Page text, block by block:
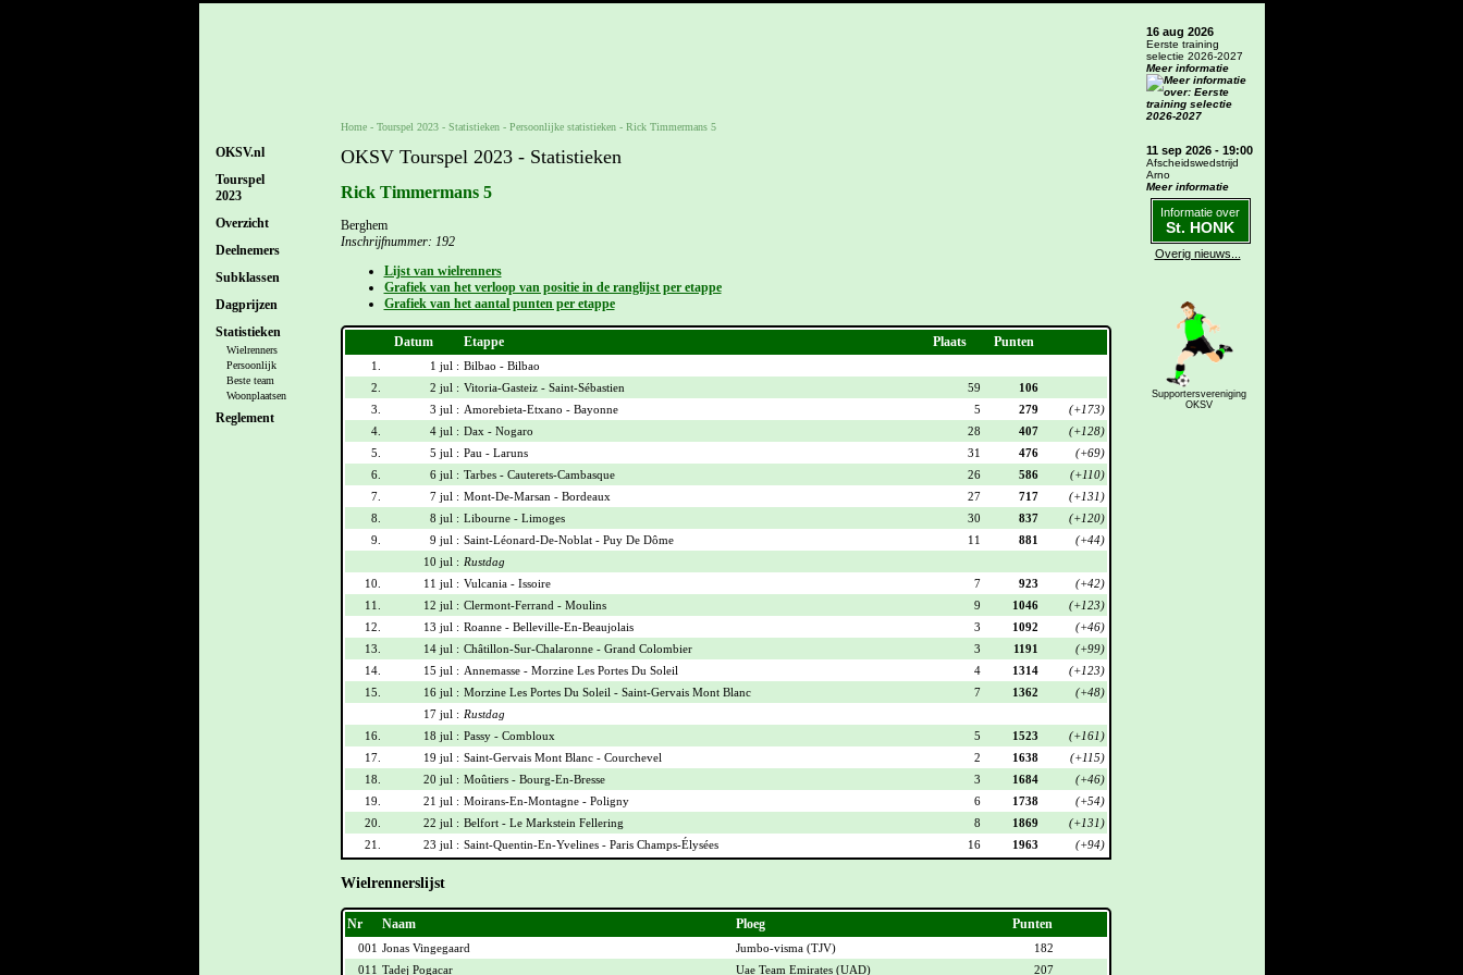
OKSV.nl
Tourspel
2023
Overzicht
Deelnemers
Subklassen
Dagprijzen
Statistieken
Wielrenners
Persoonlijk
Beste team
Woonplaatsen
Reglement
Home- Tourspel 2023- Statistieken - Persoonlijke statistieken- Rick Timmermans 5
OKSV Tourspel 2023 - Statistieken
Rick Timmermans 5
Berghem
Inschrijfnummer: 192
Lijst van wielrenners
Grafiek van het verloop van positie in de ranglijst per etappe
Grafiek van het aantal punten per etappe
Datum Etappe Plaats Punten
1. 1 jul : Bilbao - Bilbao
2.
2 jul : Vitoria-Gasteiz - Saint-Sébastien 59
106
3.
3 jul : Amorebieta-Etxano - Bayonne 5 279
(+173)
4.
4 jul : Dax - Nogaro 28 407
(+128)
5.
5 jul : Pau - Laruns 31 476
(+69)
6.
6 jul : Tarbes - Cauterets-Cambasque 26 586
(+110)
7.
7 jul : Mont-De-Marsan - Bordeaux 27 717
(+131)
8.
8 jul : Libourne - Limoges 30 837
(+120)
9.
9 jul : Saint-Léonard-De-Noblat - Puy De Dôme 11 881
(+44)
10 jul : Rustdag
10.
11 jul : Vulcania - Issoire 7 923
(+42)
11.
12 jul : Clermont-Ferrand - Moulins 9 1046
(+123)
12.
13 jul : Roanne - Belleville-En-Beaujolais 3 1092
(+46)
13.
14 jul : Châtillon-Sur-Chalaronne - Grand Colombier 3 1191
(+99)
14.
15 jul : Annemasse - Morzine Les Portes Du Soleil 4 1314
(+123)
15.
16 jul : Morzine Les Portes Du Soleil - Saint-Gervais Mont Blanc 7 1362
(+48)
17 jul : Rustdag
16.
18 jul : Passy - Combloux 5 1523
(+161)
17.
19 jul : Saint-Gervais Mont Blanc - Courchevel 2 1638
(+115)
18.
20 jul : Moûtiers - Bourg-En-Bresse 3 1684
(+46)
19.
21 jul : Moirans-En-Montagne - Poligny 6 1738
(+54)
20.
22 jul : Belfort - Le Markstein Fellering 8 1869
(+131)
21.
23 jul : Saint-Quentin-En-Yvelines - Paris Champs-Élysées 16 1963 (+94)
Wielrennerslijst
Nr Naam Ploeg Punten
001 Jonas Vingegaard Jumbo-visma (TJV)
182
011 Tadej Pogacar Uae Team Emirates (UAD) 207
16 aug 2026
Eerste training
selectie 2026-2027
Meer informatie
11 sep 2026 - 19:00
Afscheidswedstrijd
Arno
Meer informatie
Informatie over
St. HONK
Overig nieuws...
Supportersvereniging
OKSV